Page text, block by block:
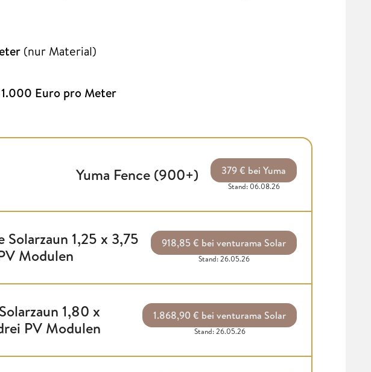
(nur Material)
1.000 Euro pro Meter
Yuma Fence (900+) 379 € bei Yuma
Stand: 06.08.26
Solarzaun 1,25 x 3,75
Modulen
918,85 € bei venturama Solar
Stand: 26.05.26
1,80 x
PV Modulen
1.868,90 € bei venturama Solar
Stand: 26.05.26